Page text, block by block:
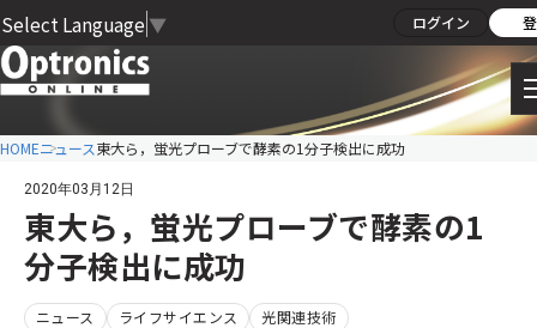
Select Language ▼ ログイン
HOMEニュース東大ら，蛍光プローブで酵素の1分子検出に成功
2020年03月12日
東大ら，蛍光プローブで酵素の1
分子検出に成功
ニュース ライフサイエンス 光関連技術